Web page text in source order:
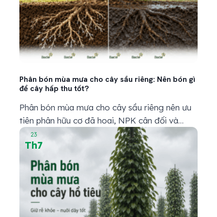
Phân bón mùa mưa cho cây sầu riêng: Nên bón gì
để cây hấp thu tốt?
Phân bón mùa mưa cho cây sầu riêng nên ưu
tiên phân hữu cơ đã hoai, NPK cân đối và
trung vi lượng phù hợp với từng giai đoạn. Tuy
nhiên, trước khi bón, bà con cần kiểm tra đất
và bộ rễ. Nếu đất còn sũng nước, rễ bị thâm
đen hoặc cây vàng...
23
Th7